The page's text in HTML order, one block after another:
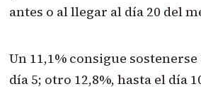
antes o al llegar al día 20 del
Un 11,1% consigue
día 5; otro 12,8%, hasta el día